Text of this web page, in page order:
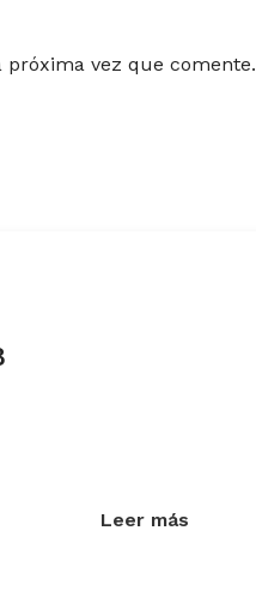
vez que comente.
Leer más